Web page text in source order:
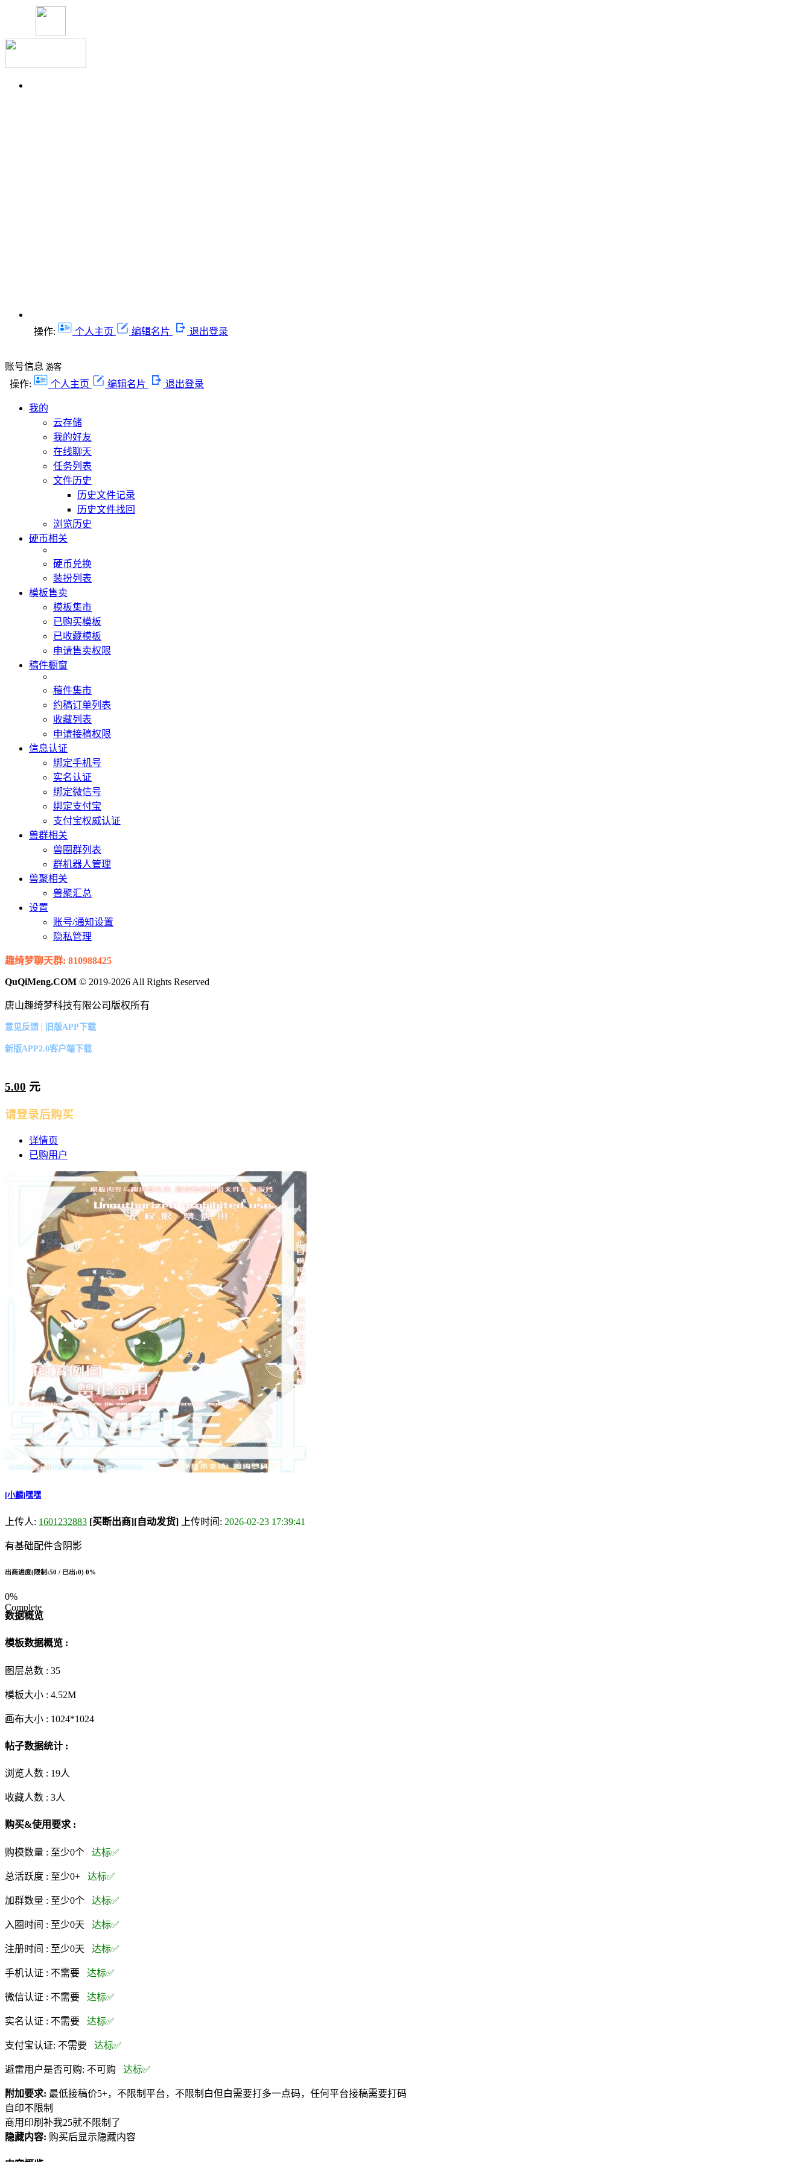
操作: 个人主页 编辑名片 退出登录
账号信息 游客
操作: 个人主页 编辑名片 退出登录
我的
云存储
我的好友
在线聊天
任务列表
文件历史
历史文件记录
历史文件找回
浏览历史
硬币相关
硬币兑换
装扮列表
模板售卖
模板集市
已购买模板
已收藏模板
申请售卖权限
稿件橱窗
稿件集市
约稿订单列表
收藏列表
申请接稿权限
信息认证
绑定手机号
实名认证
绑定微信号
绑定支付宝
支付宝权威认证
兽群相关
兽圈群列表
群机器人管理
兽聚相关
兽聚汇总
设置
账号/通知设置
隐私管理
趣绮梦聊天群: 810988425
QuQiMeng.COM © 2019-2026 All Rights Reserved
唐山趣绮梦科技有限公司版权所有
意见反馈 | 旧版APP下载
新版APP2.0客户端下载
5.00 元
请登录后购买
详情页
已购用户
[小麟]嘿嘿
上传人: 1601232883 [买断出商][自动发货] 上传时间: 2026-02-23 17:39:41
有基础配件含阴影
出商进度(限制:50 / 已出:0) 0%
0%
Complete
数据概览
模板数据概览 :
图层总数 : 35
模板大小 : 4.52M
画布大小 : 1024*1024
帖子数据统计 :
浏览人数 : 19人
收藏人数 : 3人
购买&使用要求 :
购模数量 : 至少0个 达标✅
总活跃度 : 至少0+ 达标✅
加群数量 : 至少0个 达标✅
入圈时间 : 至少0天 达标✅
注册时间 : 至少0天 达标✅
手机认证 : 不需要 达标✅
微信认证 : 不需要 达标✅
实名认证 : 不需要 达标✅
支付宝认证: 不需要 达标✅
避雷用户是否可购: 不可购 达标✅
附加要求: 最低接稿价5+，不限制平台，不限制白但白需要打多一点码，任何平台接稿需要打码
自印不限制
商用印刷补我25就不限制了
隐藏内容: 购买后显示隐藏内容